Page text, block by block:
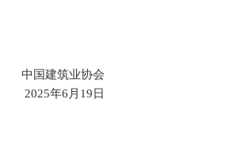
中国建筑业协会
2025年6月19日